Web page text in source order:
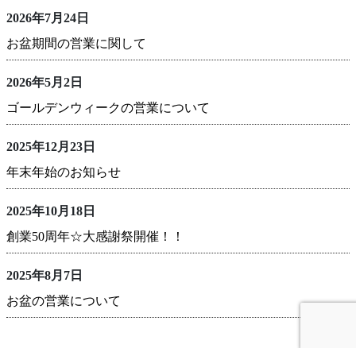
2026年7月24日
お盆期間の営業に関して
2026年5月2日
ゴールデンウィークの営業について
2025年12月23日
年末年始のお知らせ
2025年10月18日
創業50周年☆大感謝祭開催！！
2025年8月7日
お盆の営業について